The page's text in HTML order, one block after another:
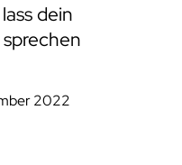
dein
2022